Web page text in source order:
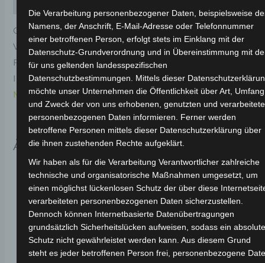
Original-Ersatzteil für den Elektro-Scooter VS2.
Vorderblinkerabdeckung-weiss für optimale
Funktionalität und Haltbarkeit. Weitere
Informationen zum Fahrzeug findest du hier:Volta
Motor Elektro-Scooter VS2.
Ähnliche Produkte
Die Verarbeitung personenbezogener Daten, beispielsweise
Namens, der Anschrift, E-Mail-Adresse oder Telefonnummer
einer betroffenen Person, erfolgt stets im Einklang mit der
Datenschutz-Grundverordnung und in Übereinstimmung mit
für uns geltenden landesspezifischen
Datenschutzbestimmungen. Mittels dieser
möchte unser Unternehmen die Öffentlichkeit über Art, Umfang
und Zweck der von uns erhobenen, genutzten und
personenbezogenen Daten informieren. Ferner werden
betroffene Personen mittels dieser Datenschutzerklärung über
die ihnen zustehenden Rechte aufgeklärt.
Wir haben als für die Verarbeitung Verantwortlicher zahlreiche
technische und organisatorische Maßnahmen umgesetzt, um
einen möglichst lückenlosen Schutz der über diese
verarbeiteten personenbezogenen Daten sicherzustellen.
Dennoch können Internetbasierte Datenübertragungen
grundsätzlich Sicherheitslücken aufweisen, sodass ein
Schutz nicht gewährleistet werden kann. Aus diesem Grund
steht es jeder betroffenen Person frei, personenbezogene